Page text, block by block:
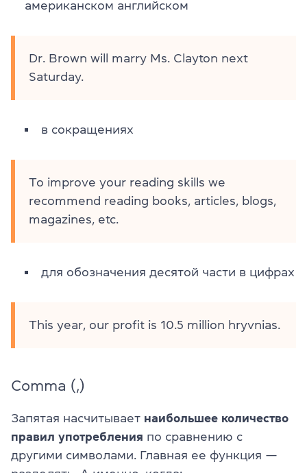
американском английском
Dr. Brown will marry Ms. Clayton next
Saturday.
в сокращениях
To improve your reading skills we
recommend reading books, articles, blogs,
magazines, etc.
для обозначения десятой части в цифрах
This year, our profit is 10.5 million hryvnias.
Comma (,)
Запятая насчитывает наибольшее количество
правил употребления по сравнению с
другими символами. Главная ее функция —